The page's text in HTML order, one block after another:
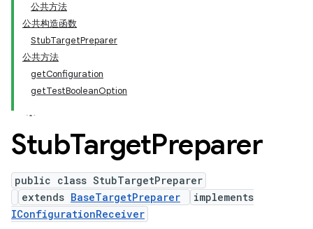
公共方法
公共构造函数
StubTargetPreparer
公共方法
getConfiguration
getTestBooleanOption
StubTargetPreparer
public class StubTargetPreparer
extends BaseTargetPreparer
implements
IConfigurationReceiver